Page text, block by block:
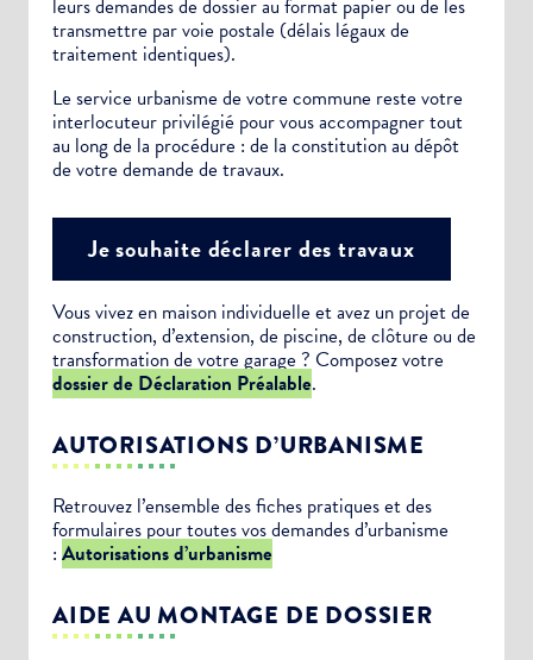
leurs demandes de dossier au format papier ou de les
transmettre par voie postale (délais légaux de
traitement identiques).
Le service urbanisme de votre commune reste votre
interlocuteur privilégié pour vous accompagner tout
au long de la procédure : de la constitution au dépôt
de votre demande de travaux.
Je souhaite déclarer des travaux
Vous vivez en maison individuelle et avez un projet de
construction, d’extension, de piscine, de clôture ou de
transformation de votre garage ? Composez votre
dossier de Déclaration Préalable.
AUTORISATIONS D’URBANISME
Retrouvez l’ensemble des fiches pratiques et des
formulaires pour toutes vos demandes d’urbanisme
: Autorisations d’urbanisme
AIDE AU MONTAGE DE DOSSIER